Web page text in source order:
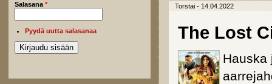
Salasana *
Pyydä uutta salasanaa
Torstai - 14.04.2022
The Lost
Hauska